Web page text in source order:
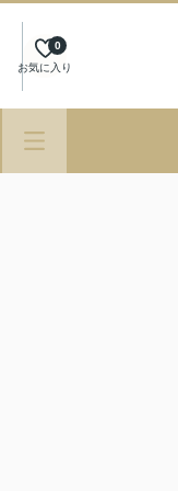
お気に入り
0